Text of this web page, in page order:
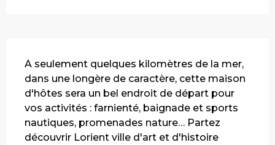
A seulement quelques kilomètres de la mer,
dans une longère de caractère, cette maison
d'hôtes sera un bel endroit de départ pour
vos activités : farnienté, baignade et sports
nautiques, promenades nature… Partez
découvrir Lorient ville d'art et d'histoire